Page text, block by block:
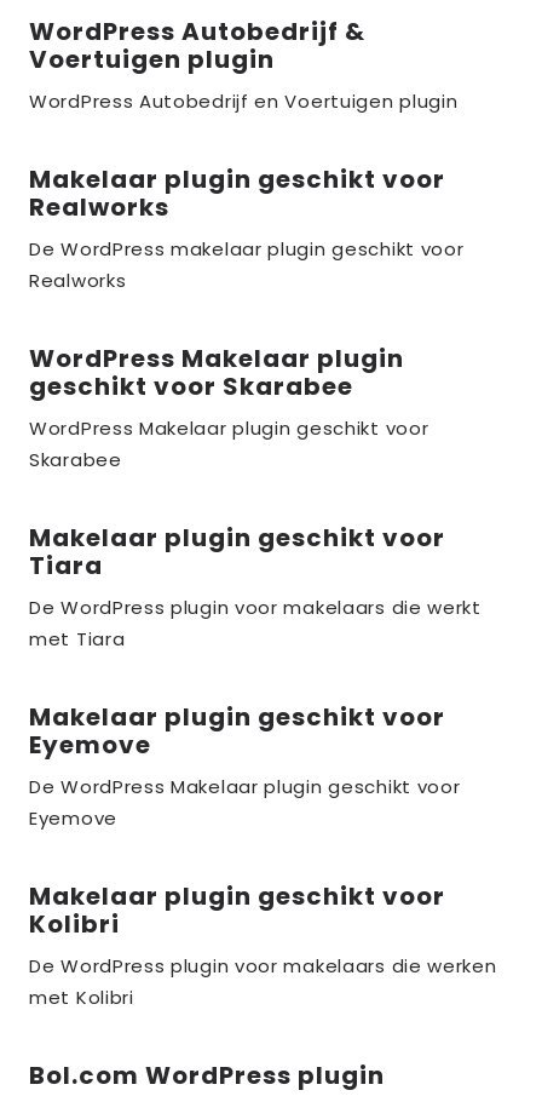
Lees
meer
over
WordPress Autobedrijf &
Voertuigen plugin
WordPress Autobedrijf en Voertuigen plugin
Lees
meer
over
the_title;
Makelaar plugin geschikt voor
Realworks
De WordPress makelaar plugin geschikt voor
Realworks
Lees
meer
over
the_title;
WordPress Makelaar plugin
geschikt voor Skarabee
WordPress Makelaar plugin geschikt voor
Skarabee
Lees
meer
over
the_title;
Makelaar plugin geschikt voor
Tiara
De WordPress plugin voor makelaars die werkt
met Tiara
Lees
meer
over
the_title;
Makelaar plugin geschikt voor
Eyemove
De WordPress Makelaar plugin geschikt voor
Eyemove
Lees
meer
over
the_title;
Makelaar plugin geschikt voor
Kolibri
De WordPress plugin voor makelaars die werken
met Kolibri
Lees
Bol.com WordPress plugin